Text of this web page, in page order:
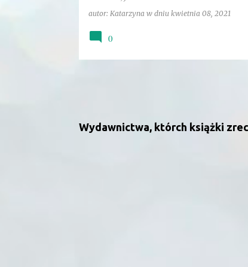
autor: Katarzyna w dniu kwietnia 08, 2021
0
Wydawnictwa, którch książki